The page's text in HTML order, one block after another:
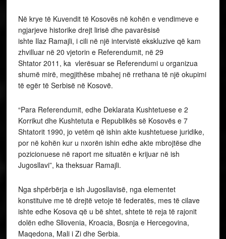
Në krye të Kuvendit të Kosovës në kohën e vendimeve e
ngjarjeve historike drejt lirisë dhe pavarësisë
ishte Ilaz Ramajli, i cili në një intervistë ekskluzive që kam
zhvilluar në 20 vjetorin e Referendumit, në 29
Shtator 2011, ka vlerësuar se Referendumi u organizua
shumë mirë, megjithëse mbahej në rrethana të një okupimi
të egër të Serbisë në Kosovë.
“Para Referendumit, edhe Deklarata Kushtetuese e 2
Korrikut dhe Kushtetuta e Republikës së Kosovës e 7
Shtatorit 1990, jo vetëm që ishin akte kushtetuese juridike,
por në kohën kur u nxorën ishin edhe akte mbrojtëse dhe
pozicionuese në raport me situatën e krijuar në ish
Jugosllavi”, ka theksuar Ramajli.
Nga shpërbërja e ish Jugosllavisë, nga elementet
konstituive me të drejtë vetoje të federatës, mes të cilave
ishte edhe Kosova që u bë shtet, shtete të reja të rajonit
dolën edhe Sllovenia, Kroacia, Bosnja e Hercegovina,
Maqedona, Mali i Zi dhe Serbia.